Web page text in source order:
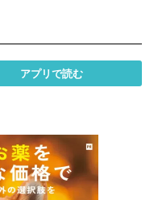
アプリで読む